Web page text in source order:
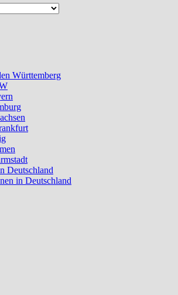
Württemberg
Deutschland
in Deutschland